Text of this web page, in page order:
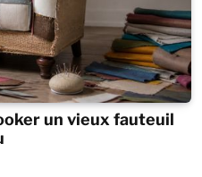
un vieux fauteuil